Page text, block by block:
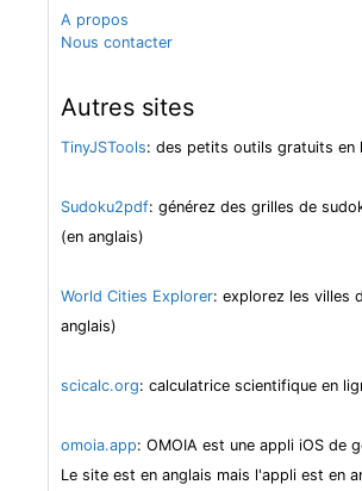
A propos
Nous contacter
Autres sites
TinyJSTools: des petits outils gratuits en
Sudoku2pdf: générez des grilles de
(en anglais)
World Cities Explorer: explorez les villes
anglais)
scicalc.org: calculatrice scientifique en
omoia.app: OMOIA est une appli iOS de
Le site est en anglais mais l'appli est en